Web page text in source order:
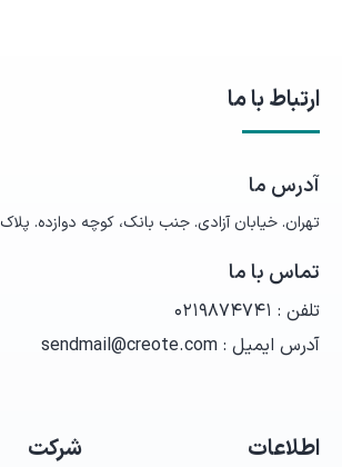
ارتباط با ما
آدرس ما
تهران. خیابان آزادی. جنب بانک، کوچه دوازده. پلاک ۱۵. طبقه دوم
تماس با ما
تلفن : ۰۲۱۹۸۷۴۷۴۱
آدرس ایمیل : sendmail@creote.com
اطلاعات شرکت